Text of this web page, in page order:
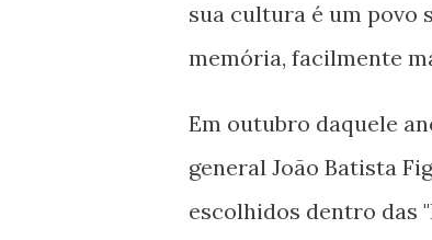
sua cultura é um povo
memória, facilmente
Em outubro daquele
general João Batista
escolhidos dentro das